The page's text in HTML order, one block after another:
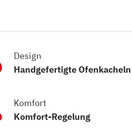
Design
Handgefertigte Ofenkacheln
Komfort
Komfort-Regelung